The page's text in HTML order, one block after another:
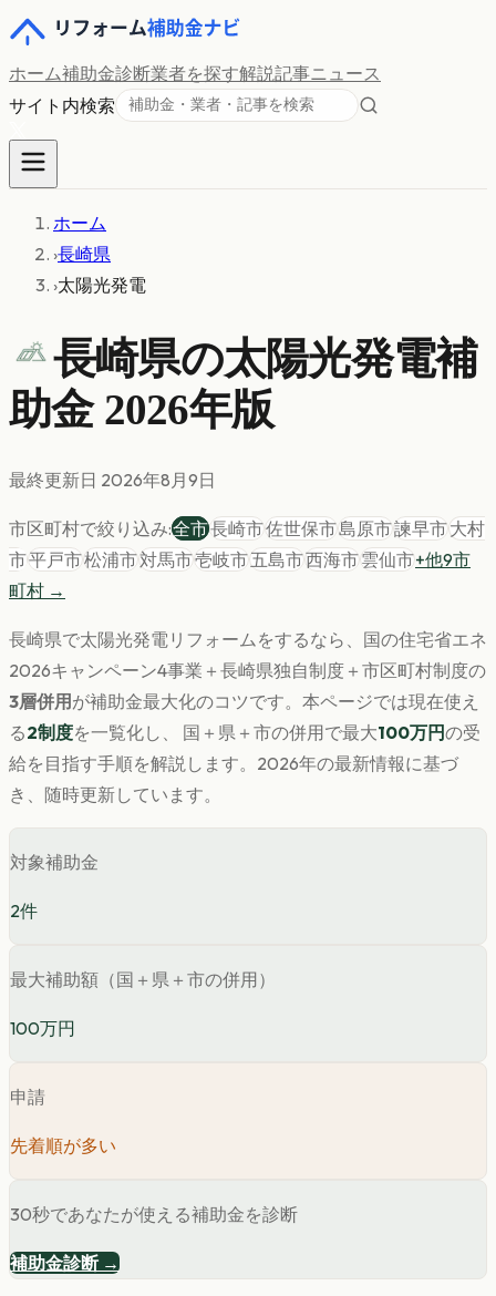
ホーム補助金診断業者を探す解説記事ニュース
サイト内検索
ホーム
›長崎県
›太陽光発電
長崎県の太陽光発電補
助金 2026年版
最終更新日 2026年8月9日
市区町村で絞り込み:全市長崎市佐世保市島原市諫早市大村
市平戸市松浦市対馬市壱岐市五島市西海市雲仙市+他9市
町村 →
長崎県で太陽光発電リフォームをするなら、国の住宅省エネ
2026キャンペーン4事業＋ 長崎県独自制度＋市区町村制度の
3層併用 が補助金最大化のコツです。 本ページでは現在使え
る2制度を一覧化し、 国＋県＋市の併用で最大100万円の受
給を目指す手順を解説します。 2026年の最新情報に基づ
き、随時更新しています。
対象補助金
2件
最大補助額（国＋県＋市の併用）
100万円
申請
先着順が多い
30秒であなたが使える補助金を診断
補助金診断 →